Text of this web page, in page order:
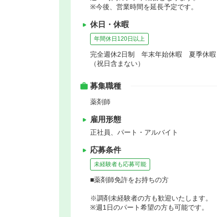
※今後、営業時間を延長予定です。
休日・休暇
年間休日120日以上
完全週休2日制 年末年始休暇 夏季休
（祝日含まない）
募集職種
薬剤師
雇用形態
正社員、パート・アルバイト
応募条件
未経験者も応募可能
■薬剤師免許をお持ちの方
※調剤未経験者の方も歓迎いたします。
※週1日のパート希望の方も可能です。